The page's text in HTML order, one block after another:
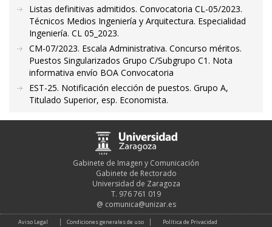
Listas definitivas admitidos. Convocatoria CL-05/2023.
Técnicos Medios Ingeniería y Arquitectura. Especialidad
Ingeniería. CL 05_2023.
CM-07/2023. Escala Administrativa. Concurso méritos.
Puestos Singularizados Grupo C/Subgrupo C1. Nota
informativa envío BOA Convocatoria
EST-25. Notificación elección de puestos. Grupo A,
Titulado Superior, esp. Economista.
Gabinete de Imagen y Comunicación
Gabinete de Rectorado
Universidad de Zaragoza
T. 976 761 019
@ comunica@unizar.es
Aviso Legal Condiciones generales de uso Política de Privacidad